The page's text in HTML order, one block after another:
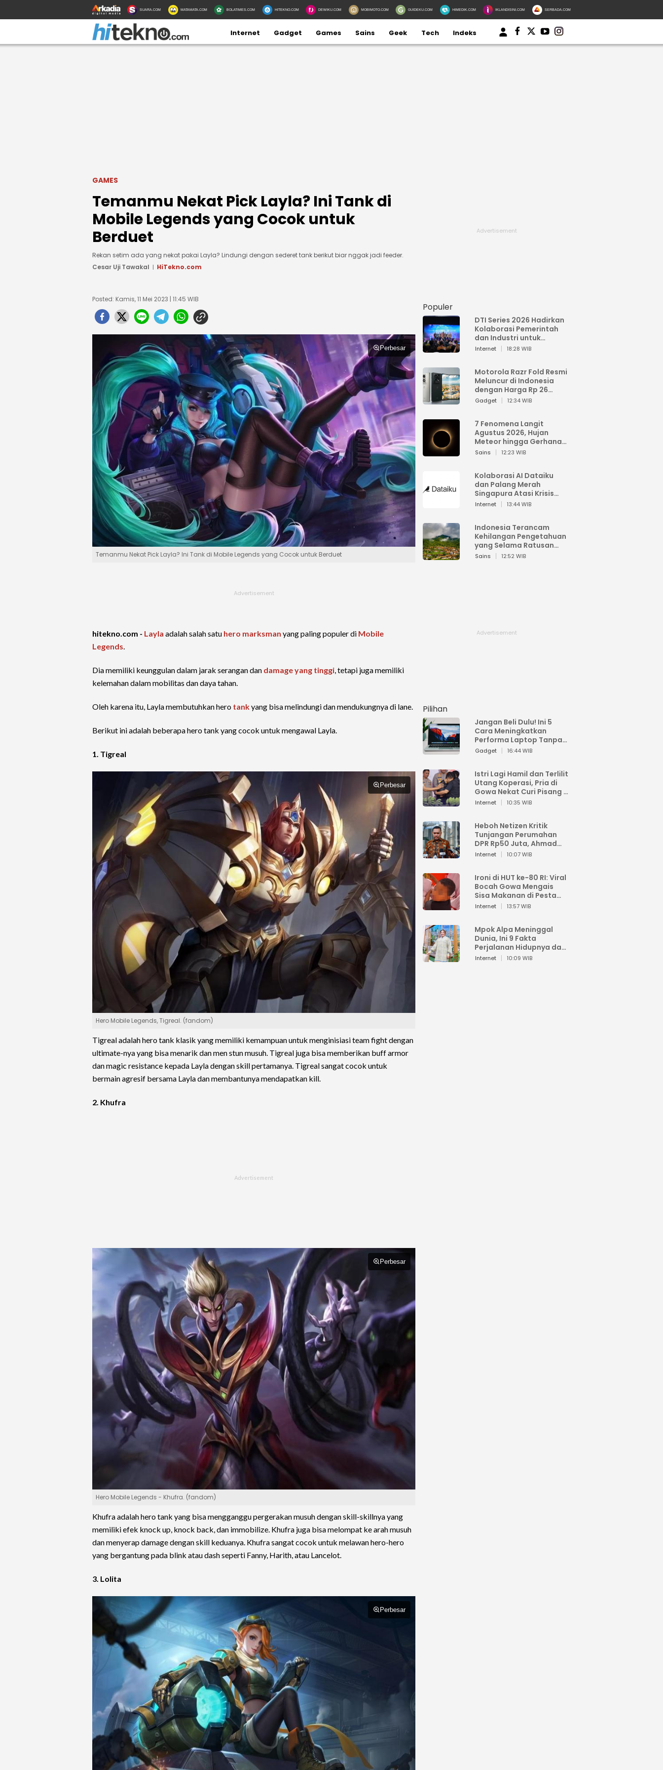
SUARA.COM MATAMATA.COM BOLATIMES.COM HITEKNO.COM DEWIKU.COM MOBIMOTO.COM GUIDEKU.COM HIMEDIK.COM IKLANDISINI.COM SERBADA.COM
Internet Gadget Games Sains Geek Tech Indeks
GAMES
Temanmu Nekat Pick Layla? Ini Tank di
Mobile Legends yang Cocok untuk
Berduet
Rekan setim ada yang nekat pakai Layla? Lindungi dengan sederet tank berikut biar nggak jadi feeder.
Cesar Uji Tawakal
HiTekno.com
Posted: Kamis, 11 Mei 2023 | 11:45 WIB
Perbesar
Temanmu Nekat Pick Layla? Ini Tank di Mobile Legends yang Cocok untuk Berduet
hitekno.com - Layla adalah salah satu hero marksman yang paling populer di Mobile
Legends.
Dia memiliki keunggulan dalam jarak serangan dan damage yang tinggi, tetapi juga memiliki
kelemahan dalam mobilitas dan daya tahan.
Oleh karena itu, Layla membutuhkan hero tankyang bisa melindungi dan mendukungnya di lane.
Berikut ini adalah beberapa hero tank yang cocok untuk mengawal Layla.
1. Tigreal
Perbesar
Hero Mobile Legends, Tigreal. (fandom)
Tigreal adalah hero tank klasik yang memiliki kemampuan untuk menginisiasi team fight dengan
ultimate-nya yang bisa menarik dan men stun musuh. Tigreal juga bisa memberikan buff armor
dan magic resistance kepada Layla dengan skill pertamanya. Tigreal sangat cocok untuk
bermain agresif bersama Layla dan membantunya mendapatkan kill.
2. Khufra
Perbesar
Hero Mobile Legends - Khufra. (fandom)
Khufra adalah hero tank yang bisa mengganggu pergerakan musuh dengan skill-skillnya yang
memiliki efek knock up, knock back, dan immobilize. Khufra juga bisa melompat ke arah musuh
dan menyerap damage dengan skill keduanya. Khufra sangat cocok untuk melawan hero-hero
yang bergantung pada blink atau dash seperti Fanny, Harith, atau Lancelot.
3. Lolita
Perbesar
Populer
DTI Series 2026 Hadirkan
Kolaborasi Pemerintah
dan Industri untuk
Percepatan
Internet 18:28 WIB
Motorola Razr Fold Resmi
Meluncur di Indonesia
dengan Harga Rp 26
Jutaan
Gadget 12:34 WIB
7 Fenomena Langit
Agustus 2026, Hujan
Meteor hingga Gerhana
Matahari
Sains 12:23 WIB
Kolaborasi AI Dataiku
dan Palang Merah
Singapura Atasi Krisis
Bencana
Internet 13:44 WIB
Indonesia Terancam
Kehilangan Pengetahuan
yang Selama Ratusan
Tahun Menjaga Alam
Sains 12:52 WIB
Pilihan
Jangan Beli Dulu! Ini 5
Cara Meningkatkan
Performa Laptop Tanpa
Harus Beli Baru
Gadget 16:44 WIB
Istri Lagi Hamil dan Terlilit
Utang Koperasi, Pria di
Gowa Nekat Curi Pisang 4
Tandan Milik Tetangga,
Internet 10:35 WIB
Heboh Netizen Kritik
Tunjangan Perumahan
DPR Rp50 Juta, Ahmad
Sahroni: Enggak Senang
Internet 10:07 WIB
Ironi di HUT ke-80 RI: Viral
Bocah Gowa Mengais
Sisa Makanan di Pesta
Kemerdekaan
Internet 13:57 WIB
Mpok Alpa Meninggal
Dunia, Ini 9 Fakta
Perjalanan Hidupnya dari
Viral hingga Puncak
Internet 10:09 WIB